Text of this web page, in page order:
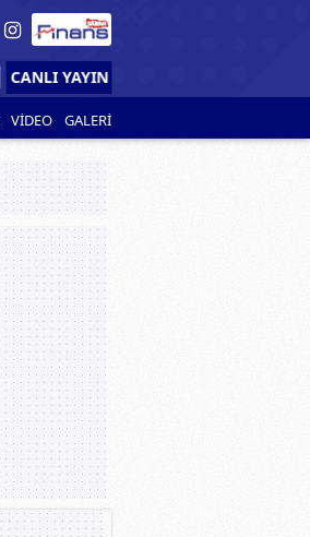
CANLI YAYIN
VİDEO GALERİ